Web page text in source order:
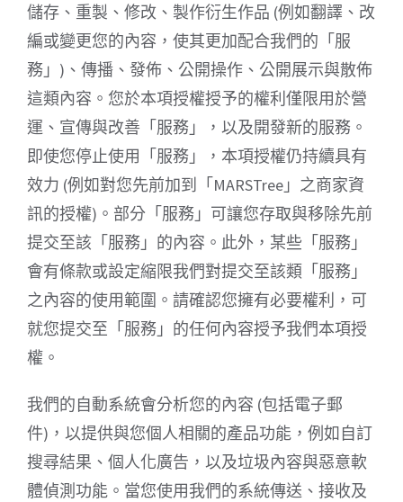
儲存、重製、修改、製作衍生作品 (例如翻譯、改
編或變更您的內容，使其更加配合我們的「服
務」)、傳播、發佈、公開操作、公開展示與散佈
這類內容。您於本項授權授予的權利僅限用於營
運、宣傳與改善「服務」，以及開發新的服務。
即使您停止使用「服務」，本項授權仍持續具有
效力 (例如對您先前加到「MARSTree」之商家資
訊的授權)。部分「服務」可讓您存取與移除先前
提交至該「服務」的內容。此外，某些「服務」
會有條款或設定縮限我們對提交至該類「服務」
之內容的使用範圍。請確認您擁有必要權利，可
就您提交至「服務」的任何內容授予我們本項授
權。
我們的自動系統會分析您的內容 (包括電子郵
件)，以提供與您個人相關的產品功能，例如自訂
搜尋結果、個人化廣告，以及垃圾內容與惡意軟
體偵測功能。當您使用我們的系統傳送、接收及